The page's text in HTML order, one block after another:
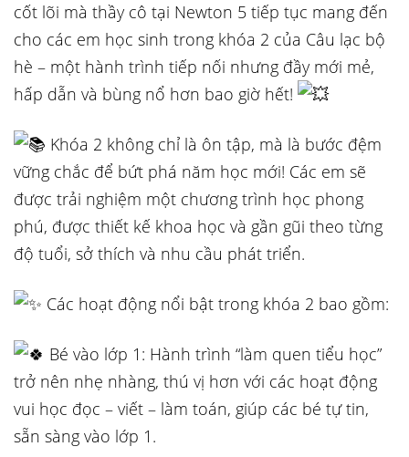
cốt lõi mà thầy cô tại Newton 5 tiếp tục mang đến
cho các em học sinh trong khóa 2 của Câu lạc bộ
hè – một hành trình tiếp nối nhưng đầy mới mẻ,
hấp dẫn và bùng nổ hơn bao giờ hết!
Khóa 2 không chỉ là ôn tập, mà là bước đệm
vững chắc để bứt phá năm học mới! Các em sẽ
được trải nghiệm một chương trình học phong
phú, được thiết kế khoa học và gần gũi theo từng
độ tuổi, sở thích và nhu cầu phát triển.
Các hoạt động nổi bật trong khóa 2 bao gồm:
Bé vào lớp 1: Hành trình “làm quen tiểu học”
trở nên nhẹ nhàng, thú vị hơn với các hoạt động
vui học đọc – viết – làm toán, giúp các bé tự tin,
sẵn sàng vào lớp 1.